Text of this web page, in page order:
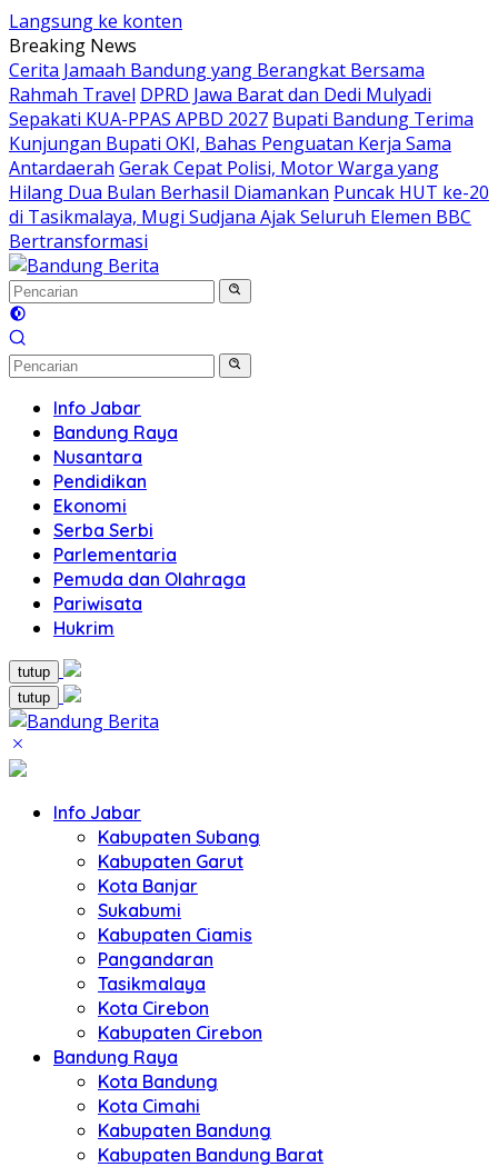
Langsung ke konten
Breaking News
Cerita Jamaah Bandung yang Berangkat Bersama
Rahmah Travel DPRD Jawa Barat dan Dedi Mulyadi
Sepakati KUA-PPAS APBD 2027 Bupati Bandung Terima
Kunjungan Bupati OKI, Bahas Penguatan Kerja Sama
Antardaerah Gerak Cepat Polisi, Motor Warga yang
Hilang Dua Bulan Berhasil Diamankan Puncak HUT ke-20
di Tasikmalaya, Mugi Sudjana Ajak Seluruh Elemen BBC
Bertransformasi
Info Jabar
Bandung Raya
Nusantara
Pendidikan
Ekonomi
Serba Serbi
Parlementaria
Pemuda dan Olahraga
Pariwisata
Hukrim
tutup
tutup
Info Jabar
Kabupaten Subang
Kabupaten Garut
Kota Banjar
Sukabumi
Kabupaten Ciamis
Pangandaran
Tasikmalaya
Kota Cirebon
Kabupaten Cirebon
Bandung Raya
Kota Bandung
Kota Cimahi
Kabupaten Bandung
Kabupaten Bandung Barat